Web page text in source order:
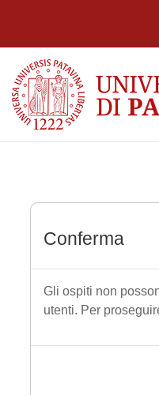
Conferma
Gli ospiti non
utenti. Per